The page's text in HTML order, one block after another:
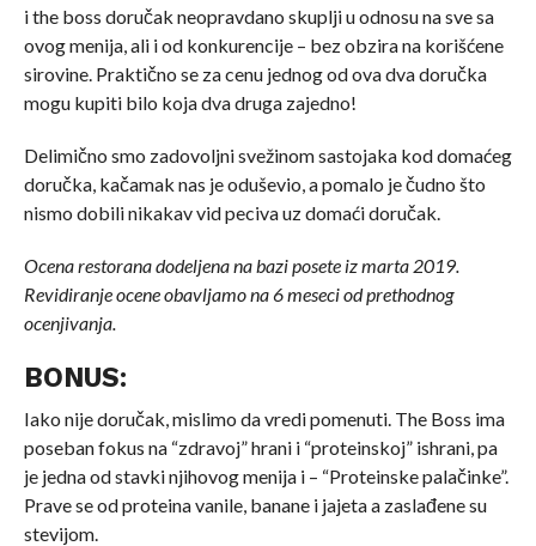
i the boss doručak neopravdano skuplji u odnosu na sve sa
ovog menija, ali i od konkurencije – bez obzira na korišćene
sirovine. Praktično se za cenu jednog od ova dva doručka
mogu kupiti bilo koja dva druga zajedno!
Delimično smo zadovoljni svežinom sastojaka kod domaćeg
doručka, kačamak nas je oduševio, a pomalo je čudno što
nismo dobili nikakav vid peciva uz domaći doručak.
Ocena restorana dodeljena na bazi posete iz marta 2019.
Revidiranje ocene obavljamo na 6 meseci od prethodnog
ocenjivanja.
BONUS:
Iako nije doručak, mislimo da vredi pomenuti. The Boss ima
poseban fokus na “zdravoj” hrani i “proteinskoj” ishrani, pa
je jedna od stavki njihovog menija i – “Proteinske palačinke”.
Prave se od proteina vanile, banane i jajeta a zaslađene su
stevijom.